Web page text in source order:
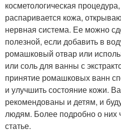
косметологическая
распаривается кожа,
нервная система. Ее можно
полезной, если добавить в
ромашковый отвар или
или соль для ванны с
принятие ромашковых ванн
и улучшить состояние кожи.
рекомендованы и детям, и
людям. Более подробно о них
статье.